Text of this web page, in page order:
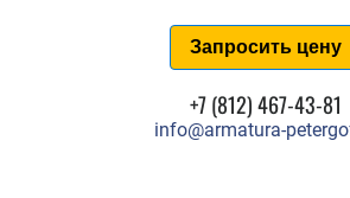
Запросить цену
+7 (812) 467-43-81
info@armatura-